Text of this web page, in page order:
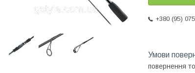
+380 (95)
повернення